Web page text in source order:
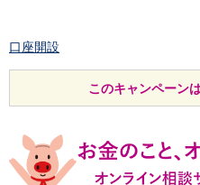
口座開設
ログイン
メニュー
預金
円預金TOP
このキャンペーン